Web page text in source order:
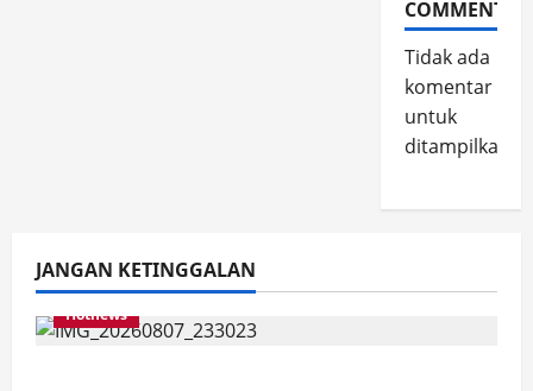
COMMENTS
Tidak ada
komentar
untuk
ditampilkan.
JANGAN KETINGGALAN
Hotnews